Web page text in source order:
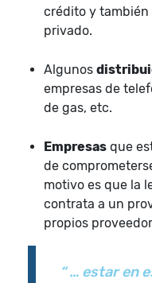
crédito y
privado.
Algunos
empresas de
de gas, etc.
Empresas que
de
motivo es que la
contrata a un
propios
“ … estar en